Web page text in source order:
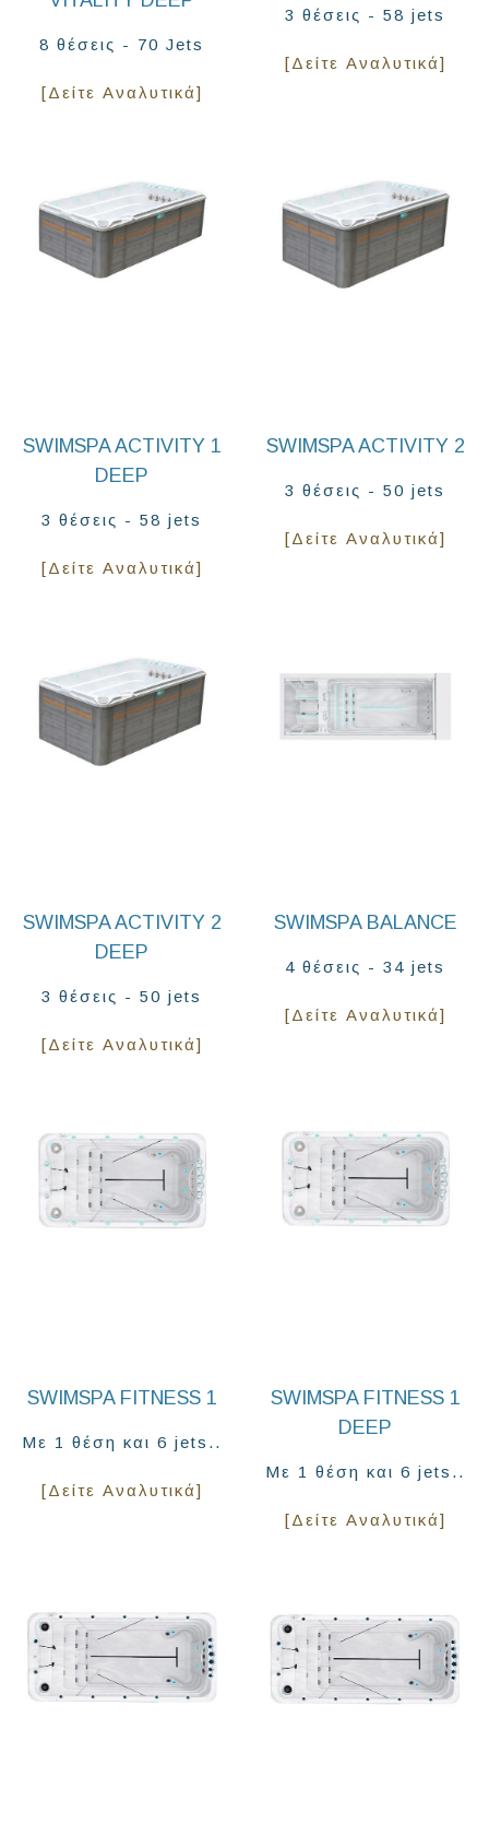
8 θέσεις - 70 Jets
[Δείτε Αναλυτικά]
3 θέσεις - 58 jets
[Δείτε Αναλυτικά]
SWIMSPA ACTIVITY 1
DEEP
3 θέσεις - 58 jets
[Δείτε Αναλυτικά]
SWIMSPA ACTIVITY 2
3 θέσεις - 50 jets
[Δείτε Αναλυτικά]
SWIMSPA ACTIVITY 2
DEEP
3 θέσεις - 50 jets
[Δείτε Αναλυτικά]
SWIMSPA BALANCE
4 θέσεις - 34 jets
[Δείτε Αναλυτικά]
SWIMSPA FITNESS 1
Με 1 θέση και 6 jets..
[Δείτε Αναλυτικά]
SWIMSPA FITNESS 1
DEEP
Με 1 θέση και 6 jets..
[Δείτε Αναλυτικά]